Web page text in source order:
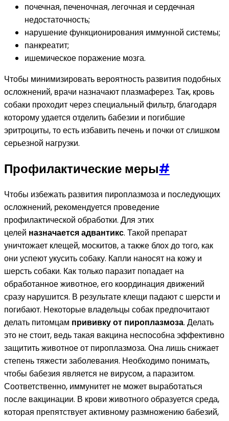
почечная, печеночная, легочная и сердечная
недостаточность;
нарушение функционирования иммунной системы;
панкреатит;
ишемическое поражение мозга.
Чтобы минимизировать вероятность развития подобных
осложнений, врачи назначают плазмаферез. Так, кровь
собаки проходит через специальный фильтр, благодаря
которому удается отделить бабезии и погибшие
эритроциты, то есть избавить печень и почки от слишком
серьезной нагрузки.
Профилактические меры#
Чтобы избежать развития пироплазмоза и последующих
осложнений, рекомендуется проведение
профилактической обработки. Для этих
целей назначается адвантикс. Такой препарат
уничтожает клещей, москитов, а также блох до того, как
они успеют укусить собаку. Капли наносят на кожу и
шерсть собаки. Как только паразит попадает на
обработанное животное, его координация движений
сразу нарушится. В результате клещи падают с шерсти и
погибают. Некоторые владельцы собак предпочитают
делать питомцам прививку от пироплазмоза. Делать
это не стоит, ведь такая вакцина неспособна эффективно
защитить животное от пироплазмоза. Она лишь снижает
степень тяжести заболевания. Необходимо понимать,
чтобы бабезия является не вирусом, а паразитом.
Соответственно, иммунитет не может выработаться
после вакцинации. В крови животного образуется среда,
которая препятствует активному размножению бабезий,